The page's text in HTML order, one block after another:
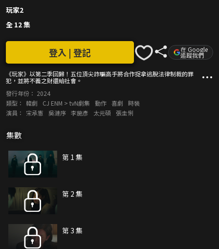
玩家2
全 12 集
《玩家》以第二季回歸！五位頂尖詐騙高手將合作捉拿逃脫法律制裁的罪
犯，並將不義之財還給社會。
登入 | 登記 在 Google
追蹤我們
發行年份： 2024
類型： 韓劇 CJ ENM > tvN劇集 動作 喜劇
時裝
演員：
宋承憲 吳漣序 李施彥 太元碩 張圭悧
集數
第 1 集
第 2 集
第 3 集